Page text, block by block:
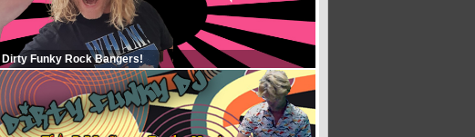
Dirty Funky Rock Bangers!